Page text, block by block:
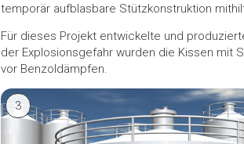
temporär aufblasbare Stützkonstruktion
Für dieses Projekt entwickelte und
der Explosionsgefahr wurden die Kissen mit
vor Benzoldämpfen.
3